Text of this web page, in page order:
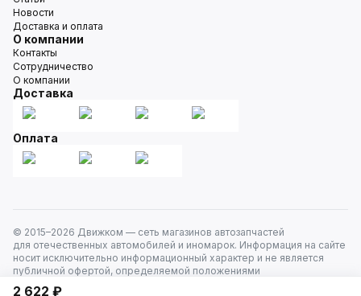
2 622 ₽
Новости
Доставка и оплата
О компании
Контакты
Сотрудничество
О компании
Доставка
Оплата
© 2015–2026 Движком — сеть магазинов автозапчастей
для отечественных автомобилей и иномарок. Информация на сайте
носит исключительно информационный характер и не является
публичной офертой, определяемой положениями